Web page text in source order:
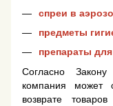
спреи в
предметы
препараты
Согласно
компания может
возврате